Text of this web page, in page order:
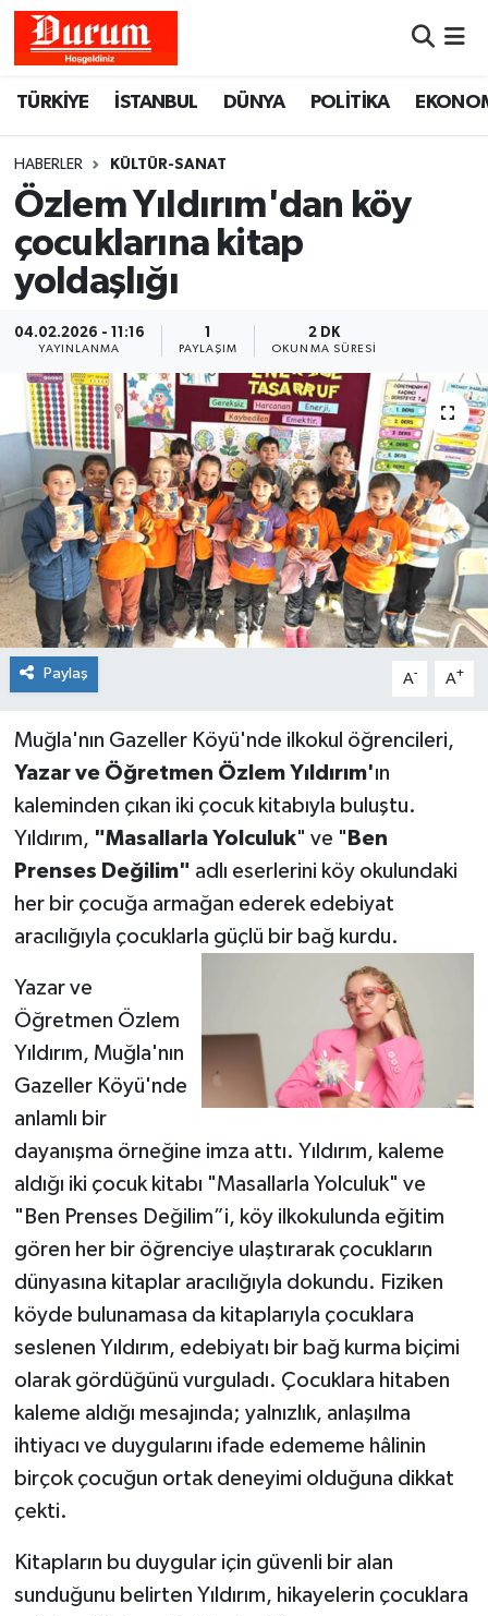
TÜRKİYE İSTANBUL DÜNYA POLİTİKA
HABERLER KÜLTÜR-SANAT
Özlem Yıldırım'dan köy
çocuklarına kitap
yoldaşlığı
04.02.2026 - 11:16
YAYINLANMA PAYLAŞIM
2 DK
OKUNMA SÜRESI
Paylaş A- A+
Muğla'nın Gazeller Köyü'nde ilkokul öğrencileri,
Yazar ve Öğretmen Özlem Yıldırım'ın
kaleminden çıkan iki çocuk kitabıyla buluştu.
Yıldırım, "Masallarla Yolculuk" ve " Ben
Prenses Değilim" adlı eserlerini köy okulundaki
her bir çocuğa armağan ederek edebiyat
aracılığıyla çocuklarla güçlü bir bağ kurdu.
Yazar ve
Öğretmen Özlem
Yıldırım, Muğla'nın
Gazeller Köyü'nde
anlamlı bir
dayanışma örneğine imza attı. Yıldırım, kaleme
aldığı iki çocuk kitabı "Masallarla Yolculuk" ve
"Ben Prenses Değilim”i, köy ilkokulunda eğitim
gören her bir öğrenciye ulaştırarak çocukların
dünyasına kitaplar aracılığıyla dokundu. Fiziken
köyde bulunamasa da kitaplarıyla çocuklara
seslenen Yıldırım, edebiyatı bir bağ kurma biçimi
olarak gördüğünü vurguladı. Çocuklara hitaben
kaleme aldığı mesajında; yalnızlık, anlaşılma
ihtiyacı ve duygularını ifade edememe hâlinin
birçok çocuğun ortak deneyimi olduğuna dikkat
çekti.
Kitapların bu duygular için güvenli bir alan
sunduğunu belirten Yıldırım, hikayelerin çocuklara
Hava Durumu
Namaz Vakitleri
Trafik Durumu
Süper Lig Puan Durumu ve Fikstür
Tüm Manşetler
Son Dakika Haberleri
Haber Arşivi